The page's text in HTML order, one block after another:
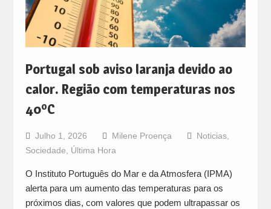
Portugal sob aviso laranja devido ao
calor. Região com temperaturas nos
40ºC
Julho 1, 2026 Milene Proença Noticias,
Sociedade
Última Hora
O Instituto Português do Mar e da Atmosfera (IPMA)
alerta para um aumento das temperaturas para os
próximos dias, com valores que podem ultrapassar os